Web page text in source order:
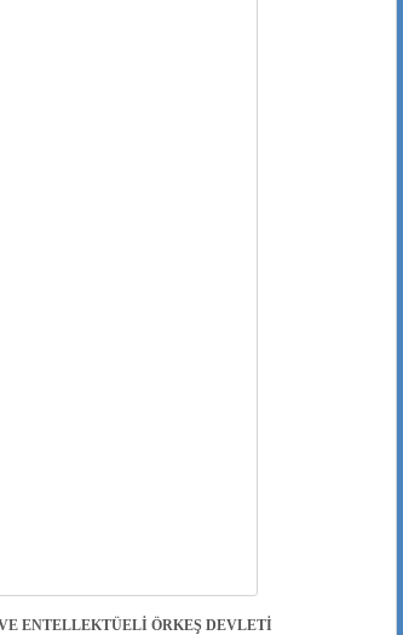
ENTELLEKTÜELİ ÖRKEŞ DEVLETİ